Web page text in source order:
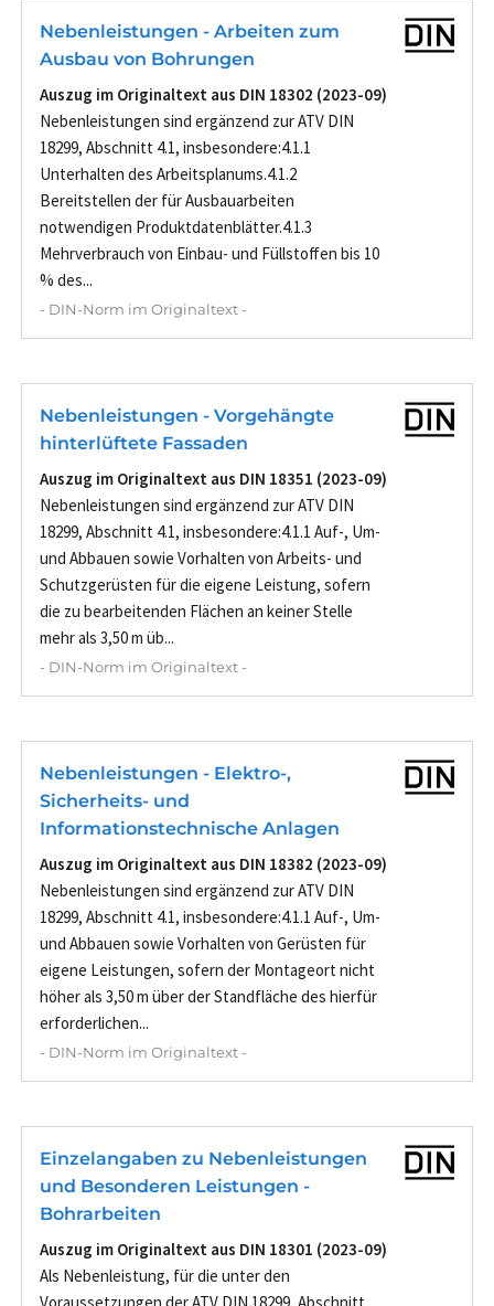
Nebenleistungen - Arbeiten zum
Ausbau von Bohrungen
Auszug im Originaltext aus DIN 18302 (2023-09)
Nebenleistungen sind ergänzend zur ATV DIN
18299, Abschnitt 4.1, insbesondere:4.1.1
Unterhalten des Arbeitsplanums.4.1.2
Bereitstellen der für Ausbauarbeiten
notwendigen Produktdatenblätter.4.1.3
Mehrverbrauch von Einbau- und Füllstoffen bis 10
% des...
- DIN-Norm im Originaltext -
Nebenleistungen - Vorgehängte
hinterlüftete Fassaden
Auszug im Originaltext aus DIN 18351 (2023-09)
Nebenleistungen sind ergänzend zur ATV DIN
18299, Abschnitt 4.1, insbesondere:4.1.1 Auf-, Um-
und Abbauen sowie Vorhalten von Arbeits- und
Schutzgerüsten für die eigene Leistung, sofern
die zu bearbeitenden Flächen an keiner Stelle
mehr als 3,50 m üb...
- DIN-Norm im Originaltext -
Nebenleistungen - Elektro-,
Sicherheits- und
Informationstechnische Anlagen
Auszug im Originaltext aus DIN 18382 (2023-09)
Nebenleistungen sind ergänzend zur ATV DIN
18299, Abschnitt 4.1, insbesondere:4.1.1 Auf-, Um-
und Abbauen sowie Vorhalten von Gerüsten für
eigene Leistungen, sofern der Montageort nicht
höher als 3,50 m über der Standfläche des hierfür
erforderlichen...
- DIN-Norm im Originaltext -
Einzelangaben zu Nebenleistungen
und Besonderen Leistungen -
Bohrarbeiten
Auszug im Originaltext aus DIN 18301 (2023-09)
Als Nebenleistung, für die unter den